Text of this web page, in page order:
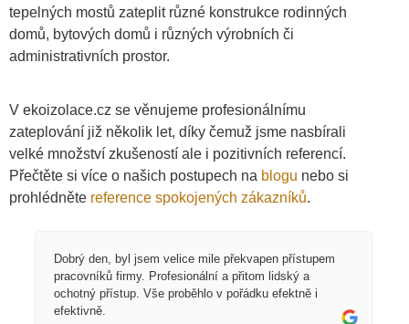
tepelných mostů zateplit různé konstrukce rodinných
domů, bytových domů i různých výrobních či
administrativních prostor.
V ekoizolace.cz se věnujeme profesionálnímu
zateplování již několik let, díky čemuž jsme nasbírali
velké množství zkušeností ale i pozitivních referencí.
Přečtěte si více o našich postupech na blogu nebo si
prohlédněte reference spokojených zákazníků.
Dobrý den, byl jsem velice mile překvapen přístupem
pracovníků firmy. Profesionální a přitom lidský a
ochotný přístup. Vše proběhlo v pořádku efektně i
efektivně.